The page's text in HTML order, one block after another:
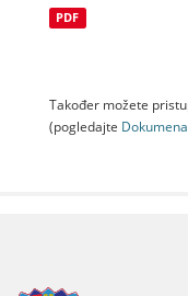
PDF
Također možete
(pogledajte